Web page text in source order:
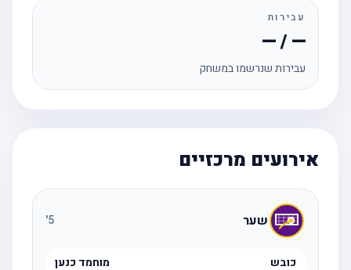
עבירות
— / —
עבירות שנרשמו במשחק
אירועים מרכזיים
שער
כובש מוחמד כנען